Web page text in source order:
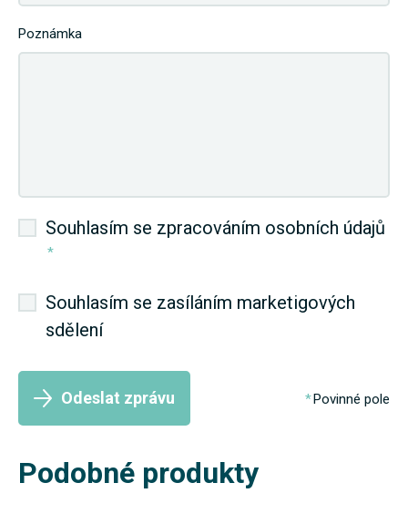
Poznámka
Souhlasím se zpracováním osobních údajů
*
Souhlasím se zasíláním marketigových
sdělení
Odeslat zprávu Povinné pole
Podobné produkty